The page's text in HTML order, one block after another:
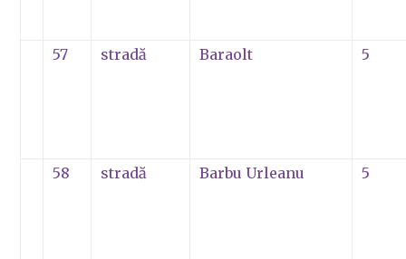
57 stradă Baraolt 5
58 stradă Barbu Urleanu 5